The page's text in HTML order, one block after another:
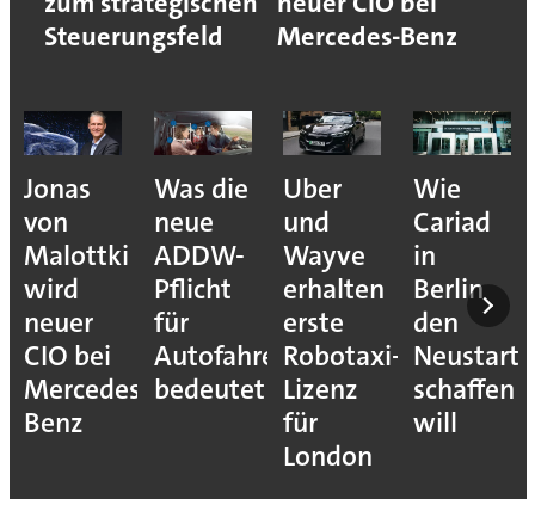
Steuerungsfeld
Mercedes-Benz
Jonas
von
Malottki
wird
neuer
CIO bei
Mercedes-
Benz
Was die
neue
ADDW-
Pflicht
für
Autofahrer
bedeutet
Uber
und
Wayve
erhalten
erste
Robotaxi-
Lizenz
für
London
Wie
Cariad
in
Berlin
den
Neustart
schaffen
will